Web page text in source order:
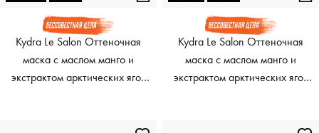
Kydra Le Salon Оттеночная
маска с маслом манго и
экстрактом арктических ягод
Kydra Le Salon Оттеночная
маска с маслом манго и
экстрактом арктических ягод